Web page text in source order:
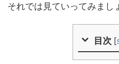
それでは見ていってみまし
目次 [